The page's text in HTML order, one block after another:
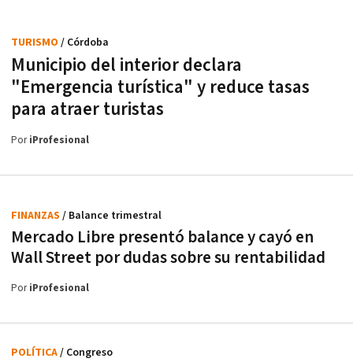
Municipio del interior declara
"Emergencia turística" y reduce tasas
para atraer turistas
TURISMO / Córdoba
PoriProfesional
Mercado Libre presentó balance y cayó en
Wall Street por dudas sobre su rentabilidad
FINANZAS / Balance trimestral
PoriProfesional
POLÍTICA/ Congreso